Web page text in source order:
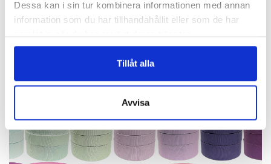
Dessa kan i sin tur kombinera informationen med annan
information som du har tillhandahållit eller som de har
Tillåt alla
Avvisa